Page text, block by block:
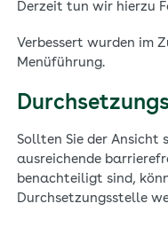
Derzeit tun wir hierzu
Verbessert wurden im
Menüführung.
Sollten Sie der Ansicht
ausreichende
benachteiligt sind,
Durchsetzungsstelle